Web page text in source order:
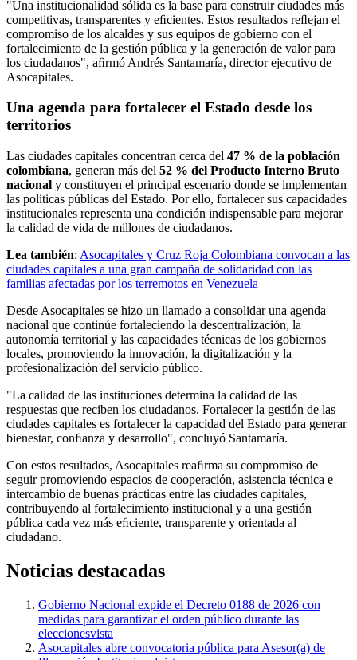
"Una institucionalidad sólida es la base para construir ciudades más
competitivas, transparentes y eﬁcientes. Estos resultados reﬂejan el
compromiso de los alcaldes y sus equipos de gobierno con el
fortalecimiento de la gestión pública y la generación de valor para
los ciudadanos", aﬁrmó Andrés Santamaría, director ejecutivo de
Asocapitales.
Una agenda para fortalecer el Estado desde los
territorios
Las ciudades capitales concentran cerca del 47 % de la población
colombiana, generan más del 52 % del Producto Interno Bruto
nacional y constituyen el principal escenario donde se implementan
las políticas públicas del Estado. Por ello, fortalecer sus capacidades
institucionales representa una condición indispensable para mejorar
la calidad de vida de millones de ciudadanos.
Lea también: Asocapitales y Cruz Roja Colombiana convocan a las
ciudades capitales a una gran campaña de solidaridad con las
familias afectadas por los terremotos en Venezuela
Desde Asocapitales se hizo un llamado a consolidar una agenda
nacional que continúe fortaleciendo la descentralización, la
autonomía territorial y las capacidades técnicas de los gobiernos
locales, promoviendo la innovación, la digitalización y la
profesionalización del servicio público.
"La calidad de las instituciones determina la calidad de las
respuestas que reciben los ciudadanos. Fortalecer la gestión de las
ciudades capitales es fortalecer la capacidad del Estado para generar
bienestar, conﬁanza y desarrollo", concluyó Santamaría.
Con estos resultados, Asocapitales reaﬁrma su compromiso de
seguir promoviendo espacios de cooperación, asistencia técnica e
intercambio de buenas prácticas entre las ciudades capitales,
contribuyendo al fortalecimiento institucional y a una gestión
pública cada vez más eﬁciente, transparente y orientada al
ciudadano.
Noticias destacadas
Gobierno Nacional expide el Decreto 0188 de 2026 con
medidas para garantizar el orden público durante las
eleccionesvista
Asocapitales abre convocatoria pública para Asesor(a) de